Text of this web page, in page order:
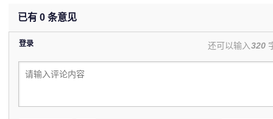
已有 0 条意见
登录 还可以输入320